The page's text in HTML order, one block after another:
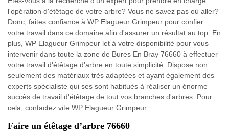
l'opération d'étêtage de votre arbre? Vous ne savez pas où aller?
Donc, faites confiance à WP Elagueur Grimpeur pour confier
votre travail dans ce domaine afin d'assurer un résultat au top. En
plus, WP Elagueur Grimpeur let à votre disponibilité pour vous
intervenir dans toute la zone de Bures En Bray 76660 à effectuer
votre travail d'étêtage d'arbre en toute simplicité. Dispose non
seulement des matériaux très adaptées et ayant également des
experts spécialiste qui ses sont habitués à réaliser un énorme
succès de travail d'étêtage de tout vos branches d'arbres. Pour
cela, contactez vite WP Elagueur Grimpeur.
Faire un étêtage d’arbre 76660